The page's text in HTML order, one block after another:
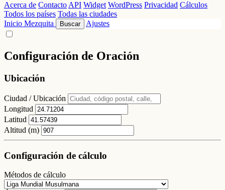
Acerca de ContactoAPI Widget WordPress Privacidad Cálculos
Todos los países Todas las ciudades
Inicio Mezquita Buscar Ajustes
Configuración de Oración
Ubicación
Ciudad / Ubicación
Longitud
Latitud
Altitud (m)
Configuración de cálculo
Métodos de cálculo